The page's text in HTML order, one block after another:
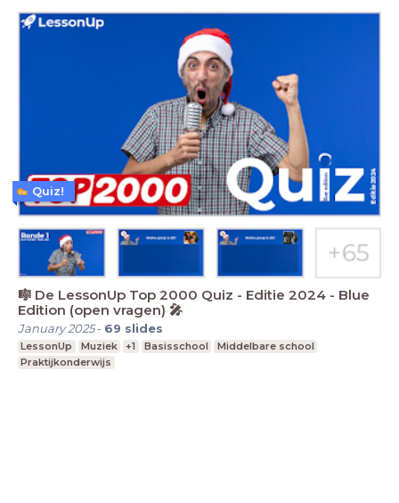
🎼 De LessonUp Top 2000 Quiz - Editie 2024 - Blue
Edition (open vragen) 🎤
January 2025- 69 slides
LessonUp Muziek +1 Basisschool
Middelbare school
Praktijkonderwijs
Quiz!